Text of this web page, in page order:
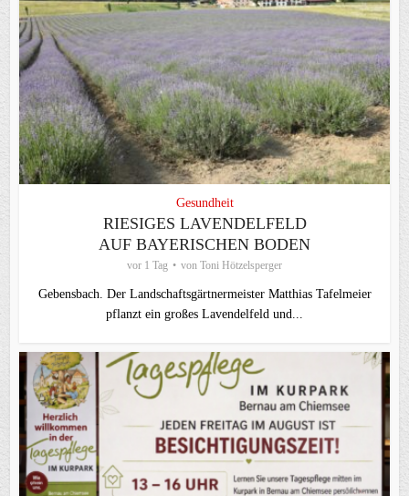
Gesundheit
RIESIGES LAVENDELFELD
AUF BAYERISCHEN BODEN
vor 1 Tag von Toni Hötzelsperger
Gebensbach. Der Landschaftsgärtnermeister Matthias Tafelmeier
pflanzt ein großes Lavendelfeld und...